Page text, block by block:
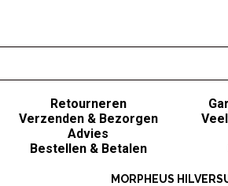
Retourneren
Verzenden & Bezorgen
Advies
Bestellen & Betalen
MORPHEUS